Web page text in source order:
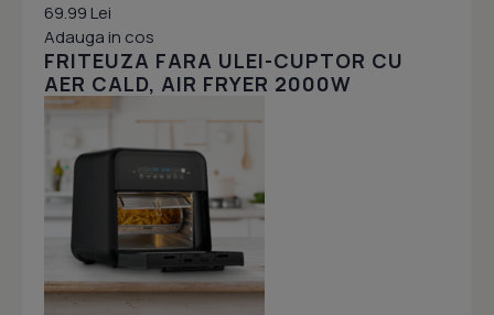
69.99 Lei
Adauga in cos
FRITEUZA FARA ULEI-CUPTOR CU
AER CALD, AIR FRYER 2000W